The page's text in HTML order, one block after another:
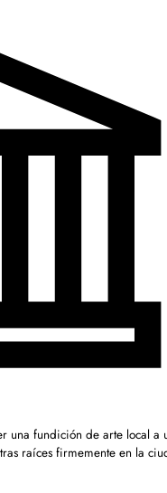
una fundición de arte local a
raíces firmemente en la